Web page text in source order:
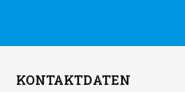
KONTAKTDATEN